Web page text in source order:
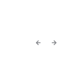
Previous
Next